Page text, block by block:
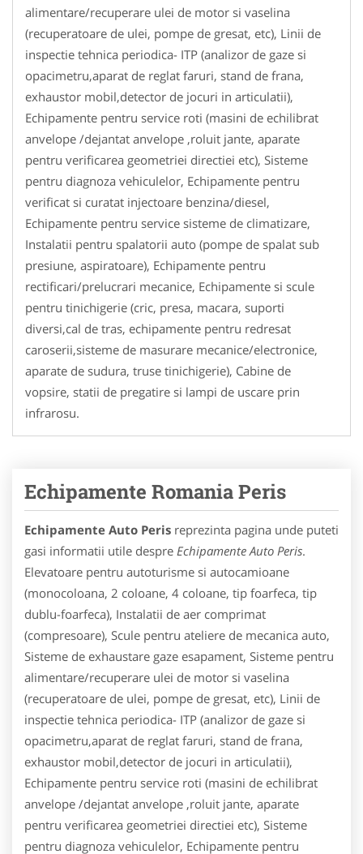
alimentare/recuperare ulei de motor si vaselina
(recuperatoare de ulei, pompe de gresat, etc), Linii de
inspectie tehnica periodica- ITP (analizor de gaze si
opacimetru,aparat de reglat faruri, stand de frana,
exhaustor mobil,detector de jocuri in articulatii),
Echipamente pentru service roti (masini de echilibrat
anvelope /dejantat anvelope ,roluit jante, aparate
pentru verificarea geometriei directiei etc), Sisteme
pentru diagnoza vehiculelor, Echipamente pentru
verificat si curatat injectoare benzina/diesel,
Echipamente pentru service sisteme de climatizare,
Instalatii pentru spalatorii auto (pompe de spalat sub
presiune, aspiratoare), Echipamente pentru
rectificari/prelucrari mecanice, Echipamente si scule
pentru tinichigerie (cric, presa, macara, suporti
diversi,cal de tras, echipamente pentru redresat
caroserii,sisteme de masurare mecanice/electronice,
aparate de sudura, truse tinichigerie), Cabine de
vopsire, statii de pregatire si lampi de uscare prin
infrarosu.
Echipamente Romania Peris
Echipamente Auto Peris reprezinta pagina unde puteti
gasi informatii utile despre Echipamente Auto Peris.
Elevatoare pentru autoturisme si autocamioane
(monocoloana, 2 coloane, 4 coloane, tip foarfeca, tip
dublu-foarfeca), Instalatii de aer comprimat
(compresoare), Scule pentru ateliere de mecanica auto,
Sisteme de exhaustare gaze esapament, Sisteme pentru
alimentare/recuperare ulei de motor si vaselina
(recuperatoare de ulei, pompe de gresat, etc), Linii de
inspectie tehnica periodica- ITP (analizor de gaze si
opacimetru,aparat de reglat faruri, stand de frana,
exhaustor mobil,detector de jocuri in articulatii),
Echipamente pentru service roti (masini de echilibrat
anvelope /dejantat anvelope ,roluit jante, aparate
pentru verificarea geometriei directiei etc), Sisteme
pentru diagnoza vehiculelor, Echipamente pentru